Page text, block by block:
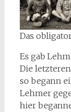
Das
Es gab
Die
so begann
Lehmer
hier